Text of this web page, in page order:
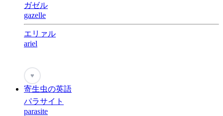
ガゼル
gazelle
エリァル
ariel
♥
寄生虫の英語
パラサイト
parasite